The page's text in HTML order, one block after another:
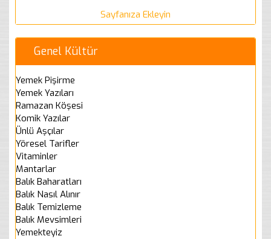
Sayfanıza Ekleyin
Genel Kültür
Yemek Pişirme
Yemek Yazıları
Ramazan Köşesi
Komik Yazılar
Ünlü Aşçılar
Yöresel Tarifler
Vitaminler
Mantarlar
Balık Baharatları
Balık Nasıl Alınır
Balık Temizleme
Balık Mevsimleri
Yemekteyiz